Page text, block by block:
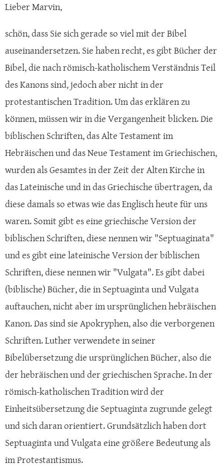
Lieber Marvin,
schön, dass Sie sich gerade so viel mit der Bibel
auseinandersetzen. Sie haben recht, es gibt Bücher der
Bibel, die nach römisch-katholischem Verständnis Teil
des Kanons sind, jedoch aber nicht in der
protestantischen Tradition. Um das erklären zu
können, müssen wir in die Vergangenheit blicken. Die
biblischen Schriften, das Alte Testament im
Hebräischen und das Neue Testament im Griechischen,
wurden als Gesamtes in der Zeit der Alten Kirche in
das Lateinische und in das Griechische übertragen, da
diese damals so etwas wie das Englisch heute für uns
waren. Somit gibt es eine griechische Version der
biblischen Schriften, diese nennen wir "Septuaginata"
und es gibt eine lateinische Version der biblischen
Schriften, diese nennen wir "Vulgata". Es gibt dabei
(biblische) Bücher, die in Septuaginta und Vulgata
auftauchen, nicht aber im ursprünglichen hebräischen
Kanon. Das sind sie Apokryphen, also die verborgenen
Schriften. Luther verwendete in seiner
Bibelübersetzung die ursprünglichen Bücher, also die
der hebräischen und der griechischen Sprache. In der
römisch-katholischen Tradition wird der
Einheitsübersetzung die Septuaginta zugrunde gelegt
und sich daran orientiert. Grundsätzlich haben dort
Septuaginta und Vulgata eine größere Bedeutung als
im Protestantismus.